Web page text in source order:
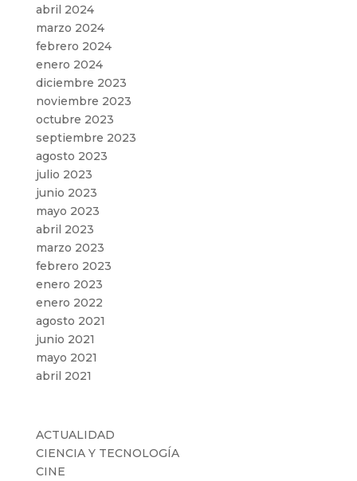
abril 2024
marzo 2024
febrero 2024
enero 2024
diciembre 2023
noviembre 2023
octubre 2023
septiembre 2023
agosto 2023
julio 2023
junio 2023
mayo 2023
abril 2023
marzo 2023
febrero 2023
enero 2023
enero 2022
agosto 2021
junio 2021
mayo 2021
abril 2021
ACTUALIDAD
CIENCIA Y TECNOLOGÍA
CINE